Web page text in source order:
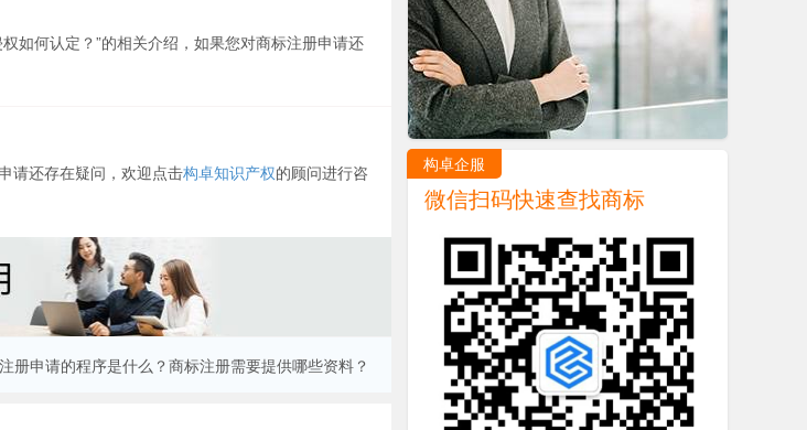
如何认定？”的相关介绍，如果您对商标注册申请还
请还存在疑问，欢迎点击构卓知识产权的顾问进行咨
册申请的程序是什么？商标注册需要提供哪些资料？
构卓企服
微信扫码快速查找商标